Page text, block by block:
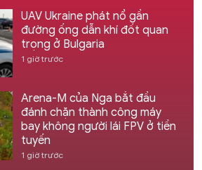
UAV Ukraine phát nổ gần
đường ống dẫn khí đốt quan
trọng ở Bulgaria
1 giờ trước
Arena-M của Nga bắt đầu
đánh chặn thành công máy
bay không người lái FPV ở tiền
tuyến
1 giờ trước